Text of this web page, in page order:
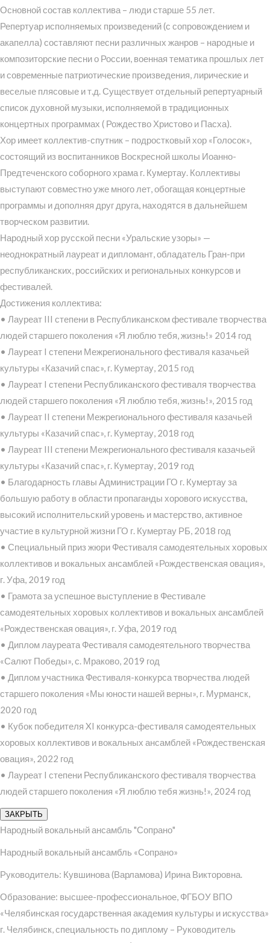
Основной состав коллектива – люди старше 55 лет.
Репертуар исполняемых произведений (с сопровождением и
акапелла) составляют песни различных жанров – народные и
композиторские песни о России, военная тематика прошлых лет
и современные патриотические произведения, лирические и
веселые плясовые и т.д. Существует отдельный репертуарный
список духовной музыки, исполняемой в традиционных
концертных программах ( Рождество Христово и Пасха).
Хор имеет коллектив-спутник – подростковый хор «Голосок»,
состоящий из воспитанников Воскресной школы Иоанно-
Предтеченского соборного храма г. Кумертау. Коллективы
выступают совместно уже много лет, обогащая концертные
программы и дополняя друг друга, находятся в дальнейшем
творческом развитии.
Народный хор русской песни «Уральские узоры» —
неоднократный лауреат и дипломант, обладатель Гран-при
республиканских, российских и региональных конкурсов и
фестивалей.
Достижения коллектива:
• Лауреат III степени в Республиканском фестивале творчества
людей старшего поколения «Я люблю тебя, жизнь!» 2014 год
• Лауреат I степени Межрегионального фестиваля казачьей
культуры «Казачий спас», г. Кумертау, 2015 год
• Лауреат I степени Республиканского фестиваля творчества
людей старшего поколения «Я люблю тебя, жизнь!», 2015 год
• Лауреат II степени Межрегионального фестиваля казачьей
культуры «Казачий спас», г. Кумертау, 2018 год
• Лауреат III степени Межрегионального фестиваля казачьей
культуры «Казачий спас», г. Кумертау, 2019 год
• Благодарность главы Администрации ГО г. Кумертау за
большую работу в области пропаганды хорового искусства,
высокий исполнительский уровень и мастерство, активное
участие в культурной жизни ГО г. Кумертау РБ, 2018 год
• Специальный приз жюри Фестиваля самодеятельных хоровых
коллективов и вокальных ансамблей «Рождественская овация»,
г. Уфа, 2019 год
• Грамота за успешное выступление в Фестивале
самодеятельных хоровых коллективов и вокальных ансамблей
«Рождественская овация», г. Уфа, 2019 год
• Диплом лауреата Фестиваля самодеятельного творчества
«Салют Победы», с. Мраково, 2019 год
• Диплом участника Фестиваля-конкурса творчества людей
старшего поколения «Мы юности нашей верны», г. Мурманск,
2020 год
• Кубок победителя XI конкурса-фестиваля самодеятельных
хоровых коллективов и вокальных ансамблей «Рождественская
овация», 2022 год
• Лауреат I степени Республиканского фестиваля творчества
людей старшего поколения «Я люблю тебя жизнь!», 2024 год
ЗАКРЫТЬ
Народный вокальный ансамбль "Сопрано"
Народный вокальный ансамбль «Сопрано»
Руководитель: Кувшинова (Варламова) Ирина Викторовна.
Образование: высшее-профессиональное, ФГБОУ ВПО
«Челябинская государственная академия культуры и искусства»
г. Челябинск, специальность по диплому – Руководитель